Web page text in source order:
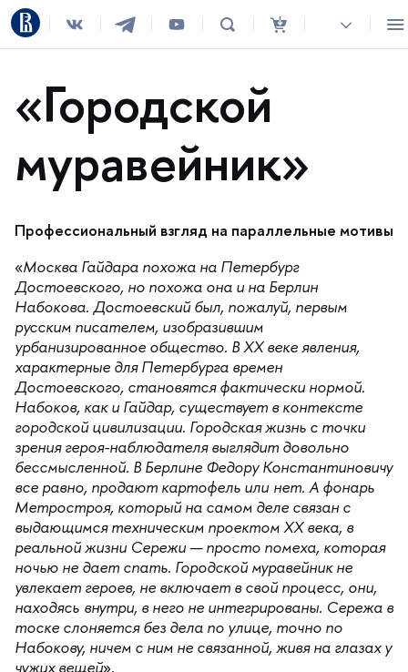
«Городской
муравейник»
Профессиональный взгляд на параллельные мотивы
«Москва Гайдара похожа на Петербур
Достоевского, но похожа она и на Берлин
Набокова. Достоевский был, пожалуй, первым
русским писателем, изобразившим
урбанизированное общество. В ХХ веке явления,
характерные для Петербурга времен
Достоевского, становятся фактически нормой.
Набоков, как и Гайдар, существует в контексте
ородской цивилизации. Городская жизнь с точки
зрения героя-наблюдателя выглядит довольно
ессмысленной. В Берлине Федору Константиновичу
се равно, продают картофель или нет. А фонарь
Метростроя, который на самом деле связан с
ыдающимся техническим проектом XX века,
реальной жизни Сережи — просто помеха, которая
ночью не дает спать. Городской муравейник не
увлекает героев, не включает в свой процесс, они,
находясь внутри, в него не интегрированы. Сережа
тоске слоняется без дела по улице, точно по
Набокову, ничем с ним не связанной, живя на глазах у
чужих вещей».